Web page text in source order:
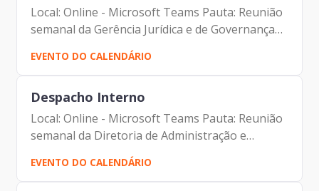
Local: Online - Microsoft Teams Pauta: Reunião
semanal da Gerência Jurídica e de Governança
Corporativa Participantes: - Francisco Forbes –
Presidente | Prodam-SP - André Tomiatto -
Assessor da...
EVENTO DO CALENDÁRIO
Despacho Interno
Local: Online - Microsoft Teams Pauta: Reunião
semanal da Diretoria de Administração e
Finanças Participantes: - Francisco Forbes –
Presidente | Prodam-SP - André Tomiatto -
Assessor da...
EVENTO DO CALENDÁRIO